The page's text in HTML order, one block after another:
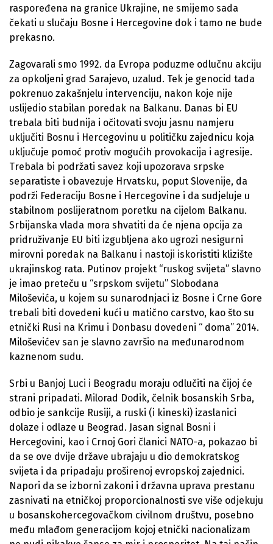
raspoređena na granice Ukrajine, ne smijemo sada
čekati u slučaju Bosne i Hercegovine dok i tamo ne bude
prekasno.
Zagovarali smo 1992. da Evropa poduzme odlučnu akciju
za opkoljeni grad Sarajevo, uzalud. Tek je genocid tada
pokrenuo zakašnjelu intervenciju, nakon koje nije
uslijedio stabilan poredak na Balkanu. Danas bi EU
trebala biti budnija i očitovati svoju jasnu namjeru
uključiti Bosnu i Hercegovinu u političku zajednicu koja
uključuje pomoć protiv mogućih provokacija i agresije.
Trebala bi podržati savez koji upozorava srpske
separatiste i obavezuje Hrvatsku, poput Slovenije, da
podrži Federaciju Bosne i Hercegovine i da sudjeluje u
stabilnom poslijeratnom poretku na cijelom Balkanu.
Srbijanska vlada mora shvatiti da će njena opcija za
pridruživanje EU biti izgubljena ako ugrozi nesigurni
mirovni poredak na Balkanu i nastoji iskoristiti klizište
ukrajinskog rata. Putinov projekt “ruskog svijeta” slavno
je imao preteču u “srpskom svijetu” Slobodana
Miloševića, u kojem su sunarodnjaci iz Bosne i Crne Gore
trebali biti dovedeni kući u matično carstvo, kao što su
etnički Rusi na Krimu i Donbasu dovedeni “ doma” 2014.
Miloševićev san je slavno završio na međunarodnom
kaznenom sudu.
Srbi u Banjoj Luci i Beogradu moraju odlučiti na čijoj će
strani pripadati. Milorad Dodik, čelnik bosanskih Srba,
odbio je sankcije Rusiji, a ruski (i kineski) izaslanici
dolaze i odlaze u Beograd. Jasan signal Bosni i
Hercegovini, kao i Crnoj Gori članici NATO-a, pokazao bi
da se ove dvije države ubrajaju u dio demokratskog
svijeta i da pripadaju proširenoj evropskoj zajednici.
Napori da se izborni zakoni i državna uprava prestanu
zasnivati ​​na etničkoj proporcionalnosti sve više odjekuju
u bosanskohercegovačkom civilnom društvu, posebno
među mlađom generacijom kojoj etnički nacionalizam